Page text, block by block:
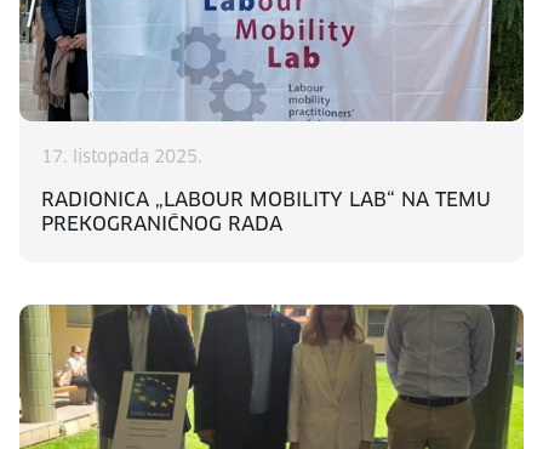
17. listopada 2025.
RADIONICA „LABOUR MOBILITY LAB“ NA TEMU
PREKOGRANIČNOG RADA